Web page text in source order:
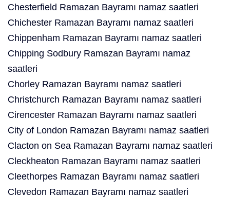
Chesterfield Ramazan Bayramı namaz saatleri
Chichester Ramazan Bayramı namaz saatleri
Chippenham Ramazan Bayramı namaz saatleri
Chipping Sodbury Ramazan Bayramı namaz
saatleri
Chorley Ramazan Bayramı namaz saatleri
Christchurch Ramazan Bayramı namaz saatleri
Cirencester Ramazan Bayramı namaz saatleri
City of London Ramazan Bayramı namaz saatleri
Clacton on Sea Ramazan Bayramı namaz saatleri
Cleckheaton Ramazan Bayramı namaz saatleri
Cleethorpes Ramazan Bayramı namaz saatleri
Clevedon Ramazan Bayramı namaz saatleri